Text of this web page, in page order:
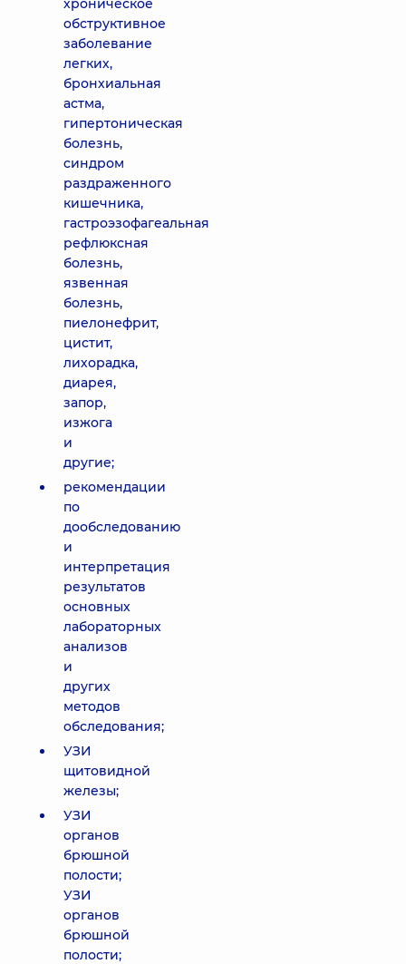
хроническое
обструктивное
заболевание
легких,
бронхиальная
астма,
гипертоническая
болезнь,
синдром
раздраженного
кишечника,
гастроэзофагеальная
рефлюксная
болезнь,
язвенная
болезнь,
пиелонефрит,
цистит,
лихорадка,
диарея,
запор,
изжога
и
другие;
рекомендации
по
дообследованию
и
интерпретация
результатов
основных
лабораторных
анализов
и
других
методов
обследования;
УЗИ
щитовидной
железы;
УЗИ
органов
брюшной
полости;
УЗИ
органов
брюшной
полости;